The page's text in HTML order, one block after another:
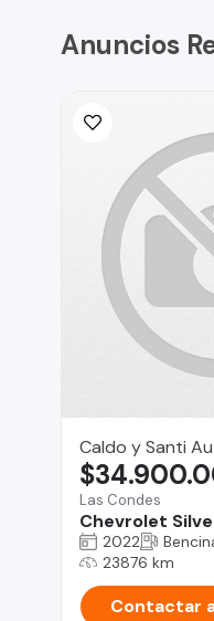
Anuncios
Caldo y Santi
Las Condes
Chevrolet
2022
23876 km
Contactar